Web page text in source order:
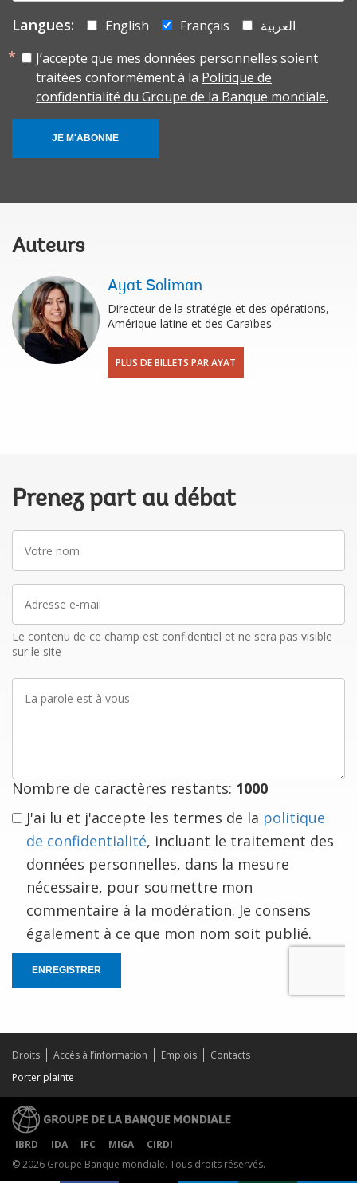
Langues: English Français
العربية
J’accepte que mes données personnelles soient
traitées conformément à la Politique de
confidentialité du Groupe de la Banque mondiale.
JE M'ABONNE
Auteurs
Ayat Soliman
Directeur de la stratégie et des opérations,
Amérique latine et des Caraïbes
PLUS DE BILLETS PAR AYAT
Prenez part au débat
nom
mail
Le contenu de ce champ est confidentiel et ne sera pas visible
sur le site
parole
Nombre de caractères restants: 1000
J'ai lu et j'accepte les termes de la politique
de confidentialité, incluant le traitement des
données personnelles, dans la mesure
nécessaire, pour soumettre mon
commentaire à la modération. Je consens
également à ce que mon nom soit publié.
ENREGISTRER
Droits Accès à l’information Emplois
Contacts
Porter plainte
IBRD IDA IFC MIGA
CIRDI
© 2026 Groupe Banque mondiale. Tous droits réservés.